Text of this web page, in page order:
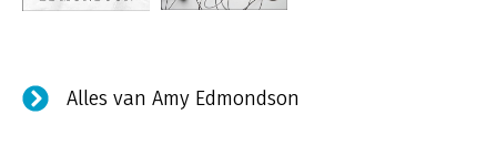
Alles van Amy Edmondson